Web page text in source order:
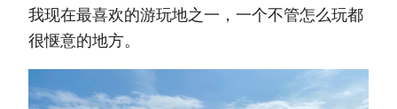
我现在最喜欢的游玩地之一，一个不管怎么玩都
很惬意的地方。